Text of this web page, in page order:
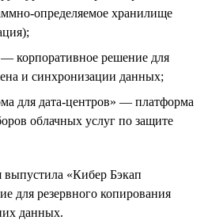
определяемое хранилище
корпоративное решение для
и синхронизации данных;
для дата-центров» — платформа
облачных услуг по защите
«Кибер Бэкап
для резервного копирования
данных.